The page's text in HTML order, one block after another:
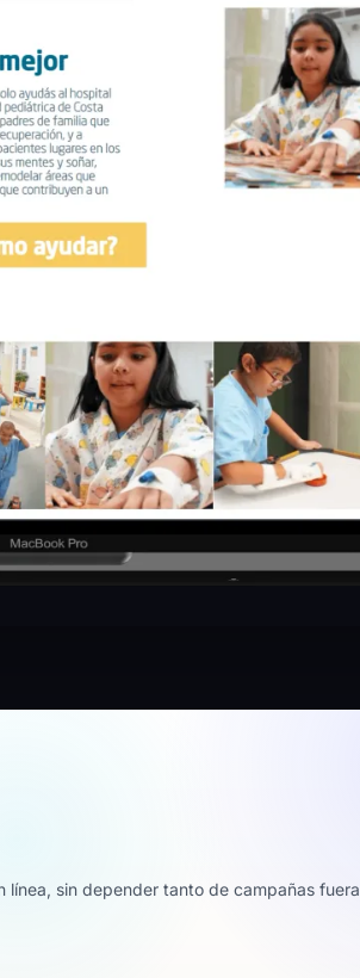
línea, sin depender tanto de campañas fuera